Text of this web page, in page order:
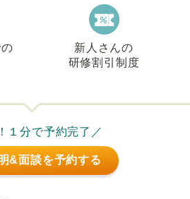
新人さんの
研修割引制度
１分で予約完了／
&面談を予約する